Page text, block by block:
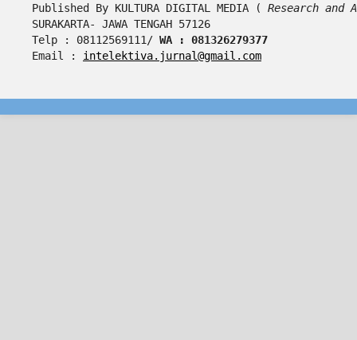
Published By KULTURA DIGITAL MEDIA ( Research and
SURAKARTA- JAWA TENGAH 57126
Telp : 08112569111/ WA : 081326279377
Email : intelektiva.jurnal@gmail.com